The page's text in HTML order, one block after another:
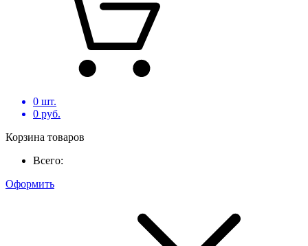
0 шт.
0 руб.
Корзина товаров
Всего:
Оформить